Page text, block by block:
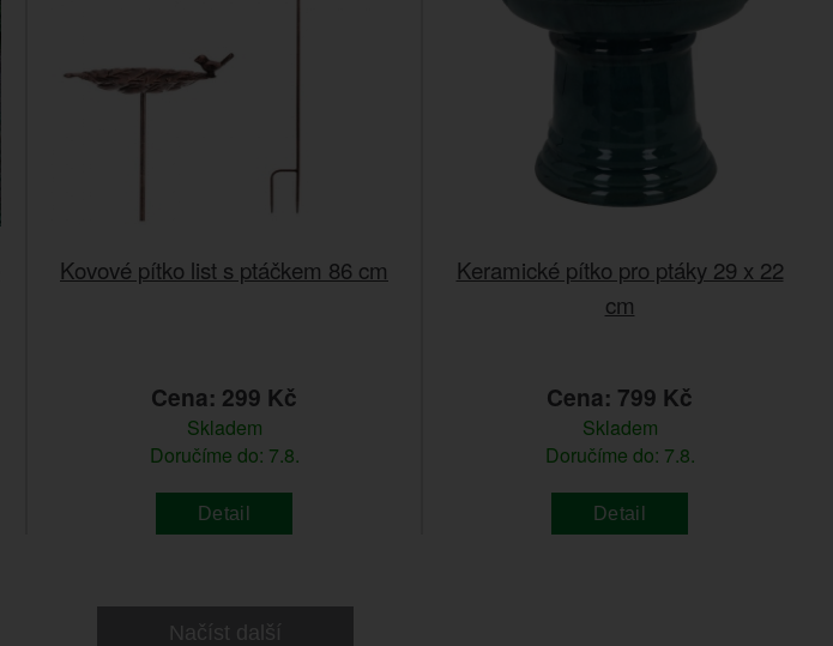
Kovové pítko list s ptáčkem 86 cm
Cena: 299 Kč
Skladem
Doručíme do: 7.8.
Detail
Keramické pítko pro ptáky 29 x 22
cm
Cena: 799 Kč
Skladem
Doručíme do: 7.8.
Detail
Načíst další